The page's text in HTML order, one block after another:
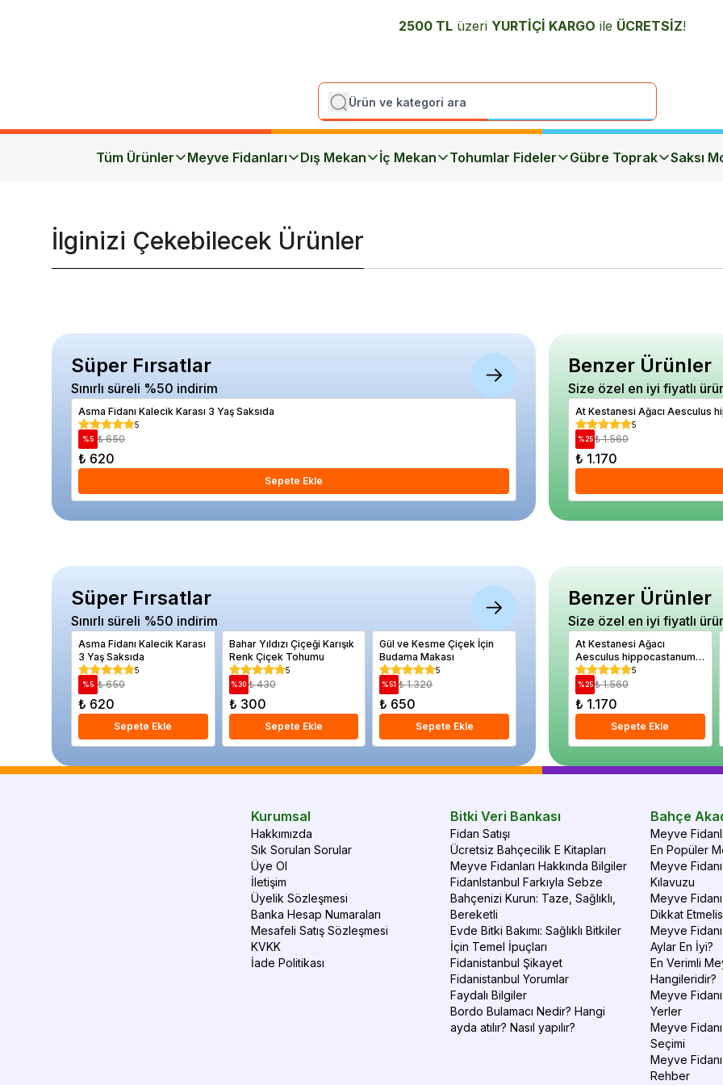
2500 TL üzeri YURTİÇİ KARGO ile ÜCRETSİZ!
Tüm Ürünler Meyve Fidanları Dış Mekan İç Mekan Tohumlar Fideler Gübre Toprak Saksı
İlginizi Çekebilecek Ürünler
Süper Fırsatlar
Sınırlı süreli %50 indirim
Asma Fidanı Kalecik Karası 3 Yaş Saksıda
5
% 5 ₺ 650
₺ 620
Sepete Ekle
Bahar Yıldızı Çiçeği Karışık Renk Çiçek
5
Benzer Ürünler
Size özel en iyi fiyatlı
At Kestanesi Ağacı Aesculus
5
%25 ₺ 1.560
₺ 1.170
Süper Fırsatlar
Sınırlı süreli %50 indirim
Asma Fidanı Kalecik Karası
3 Yaş Saksıda
5
% 5 ₺ 650
₺ 620
Sepete Ekle
Bahar Yıldızı Çiçeği Karışık
Renk Çiçek Tohumu
5
%30 ₺ 430
₺ 300
Sepete Ekle
Gül ve Kesme Çiçek İçin
Budama Makası
5
% 51 ₺ 1.320
₺ 650
Sepete Ekle
Alacalı Yuvarlak Yapraklı
Taflan Bitkisi Euonymus
japonicus Bravo 20 25 cm
5
Sepete Ekle
Ortanca
Benzer Ürünler
Size özel en iyi fiyatlı
At Kestanesi Ağacı
Aesculus hippocastanum
100 cm 3 4 yaş
5
%25 ₺ 1.560
₺ 1.170
Sepete Ekle
Kurumsal
Hakkımızda
Sık Sorulan Sorular
Üye Ol
İletişim
Üyelik Sözleşmesi
Banka Hesap Numaraları
Mesafeli Satış Sözleşmesi
KVKK
İade Politikası
Bitki Veri Bankası
Fidan Satışı
Ücretsiz Bahçecilik E Kitapları
Meyve Fidanları Hakkında Bilgiler
FidanIstanbul Farkıyla Sebze
Bahçenizi Kurun: Taze, Sağlıklı,
Bereketli
Evde Bitki Bakımı: Sağlıklı Bitkiler
İçin Temel İpuçları
Fidanistanbul Şikayet
Fidanistanbul Yorumlar
Faydalı Bilgiler
Bordo Bulamacı Nedir? Hangi
ayda atılır? Nasıl yapılır?
Bahçe
Meyve
En Popüler
Meyve
Kılavuzu
Meyve
Dikkat
Meyve
Aylar En İyi?
En Verimli
Hangileridir?
Meyve
Yerler
Meyve
Seçimi
Meyve Fidanı
Rehber